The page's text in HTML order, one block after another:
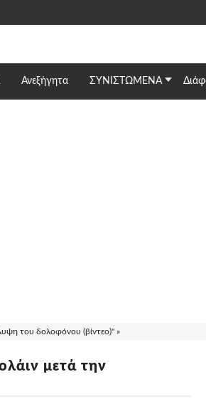
Ανεξήγητα ΣΥΝΙΣΤΩΜΕΝΑ
του δολοφόνου (βίντεο)" »
μετά την